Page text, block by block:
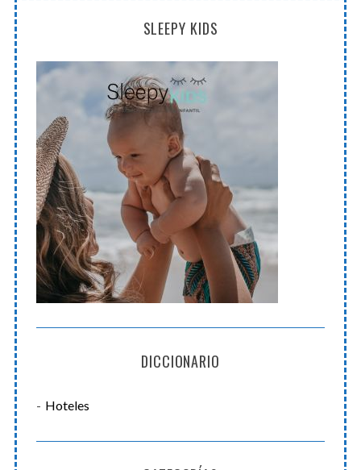
SLEEPY KIDS
DICCIONARIO
Hoteles